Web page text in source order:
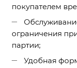
покупателем
ограничения
партии;
Удобная